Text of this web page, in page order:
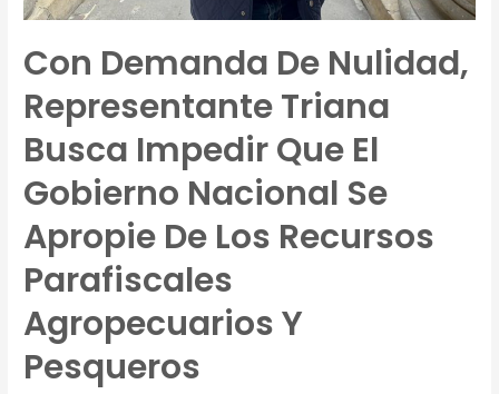
Con Demanda De Nulidad,
Representante Triana
Busca Impedir Que El
Gobierno Nacional Se
Apropie De Los Recursos
Parafiscales
Agropecuarios Y
Pesqueros